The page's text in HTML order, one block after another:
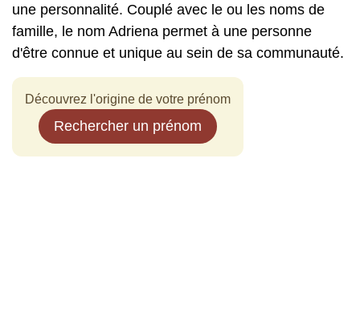
une personnalité. Couplé avec le ou les noms de
famille, le nom Adriena permet à une personne
d'être connue et unique au sein de sa communauté.
Découvrez l'origine de votre prénom
Rechercher un prénom